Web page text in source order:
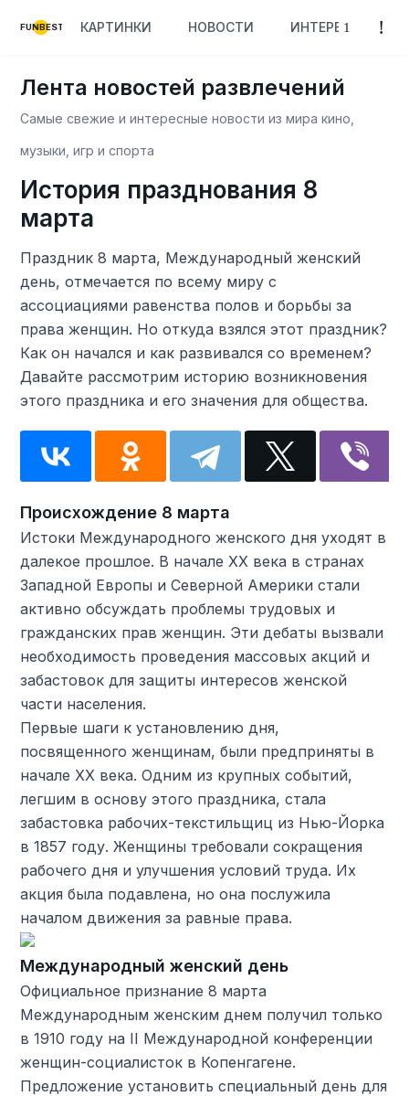
FUNBEST КАРТИНКИ НОВОСТИ ИНТЕРЕСНОЕ
Лента новостей развлечений
Самые свежие и интересные новости из мира кино,
музыки, игр и спорта
История празднования 8
марта
Праздник 8 марта, Международный женский
день, отмечается по всему миру с
ассоциациями равенства полов и борьбы за
права женщин. Но откуда взялся этот праздник?
Как он начался и как развивался со временем?
Давайте рассмотрим историю возникновения
этого праздника и его значения для общества.
Происхождение 8 марта
Истоки Международного женского дня уходят в
далекое прошлое. В начале XX века в странах
Западной Европы и Северной Америки стали
активно обсуждать проблемы трудовых и
гражданских прав женщин. Эти дебаты вызвали
необходимость проведения массовых акций и
забастовок для защиты интересов женской
части населения.
Первые шаги к установлению дня,
посвященного женщинам, были предприняты в
начале XX века. Одним из крупных событий,
легшим в основу этого праздника, стала
забастовка рабочих-текстильщиц из Нью-Йорка
в 1857 году. Женщины требовали сокращения
рабочего дня и улучшения условий труда. Их
акция была подавлена, но она послужила
началом движения за равные права.
Международный женский день
Официальное признание 8 марта
Международным женским днем получил только
в 1910 году на II Международной конференции
женщин-социалисток в Копенгагене.
Предложение установить специальный день для